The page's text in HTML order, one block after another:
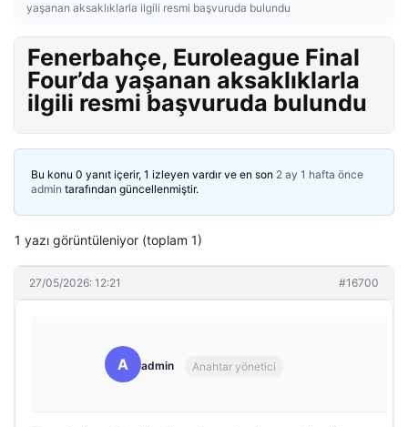
yaşanan aksaklıklarla ilgili resmi başvuruda bulundu
Fenerbahçe, Euroleague Final
Four’da yaşanan aksaklıklarla
ilgili resmi başvuruda bulundu
Bu konu 0 yanıt içerir, 1 izleyen vardır ve en son 2 ay 1 hafta önce
admin tarafından güncellenmiştir.
1 yazı görüntüleniyor (toplam 1)
27/05/2026: 12:21 #16700
A admin Anahtar yönetici